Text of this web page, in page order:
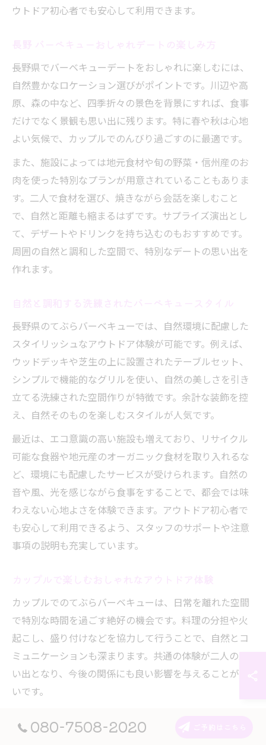
ウトドア初心者でも安心して利用できます。
長野県でバーベキューデートをおしゃれに楽しむには、
自然豊かなロケーション選びがポイントです。川辺や高
原、森の中など、四季折々の景色を背景にすれば、食事
だけでなく景観も思い出に残ります。特に春や秋は心地
よい気候で、カップルでのんびり過ごすのに最適です。
また、施設によっては地元食材や旬の野菜・信州産のお
肉を使った特別なプランが用意されていることもありま
す。二人で食材を選び、焼きながら会話を楽しむこと
で、自然と距離も縮まるはずです。サプライズ演出とし
て、デザートやドリンクを持ち込むのもおすすめです。
周囲の自然と調和した空間で、特別なデートの思い出を
作れます。
長野県のてぶらバーベキューでは、自然環境に配慮した
スタイリッシュなアウトドア体験が可能です。例えば、
ウッドデッキや芝生の上に設置されたテーブルセット、
シンプルで機能的なグリルを使い、自然の美しさを引き
立てる洗練された空間作りが特徴です。余計な装飾を控
え、自然そのものを楽しむスタイルが人気です。
最近は、エコ意識の高い施設も増えており、リサイクル
可能な食器や地元産のオーガニック食材を取り入れるな
ど、環境にも配慮したサービスが受けられます。自然の
音や風、光を感じながら食事をすることで、都会では味
わえない心地よさを体験できます。アウトドア初心者で
も安心して利用できるよう、スタッフのサポートや注意
事項の説明も充実しています。
カップルでのてぶらバーベキューは、日常を離れた空間
で特別な時間を過ごす絶好の機会です。料理の分担や火
起こし、盛り付けなどを協力して行うことで、自然とコ
ミュニケーションも深まります。共通の体験が二人の思
い出となり、今後の関係にも良い影響を与えることが多
いです。
プライベート感のあるサイトも選べます。静かな森の中
080-7508-2020